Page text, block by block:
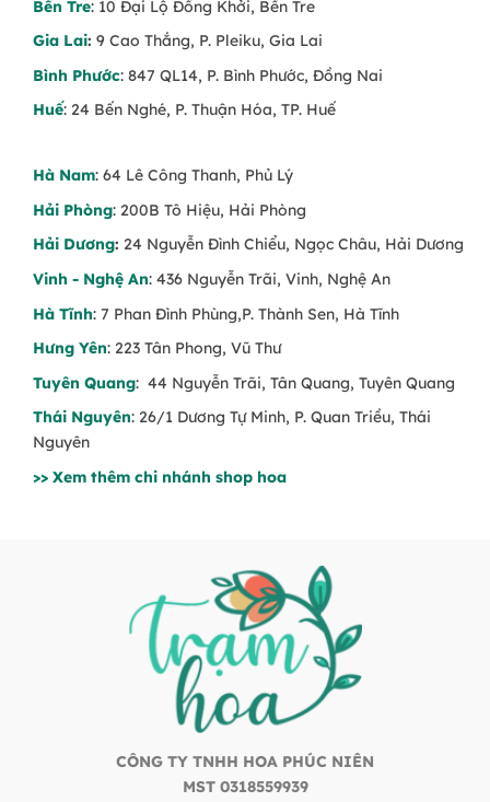
Bến Tre: 10 Đại Lộ Đồng Khởi, Bến Tre
Gia Lai: 9 Cao Thắng, P. Pleiku, Gia Lai
Bình Phước: 847 QL14, P. Bình Phước, Đồng Nai
Huế: 24 Bến Nghé, P. Thuận Hóa, TP. Huế
Hà Nam: 64 Lê Công Thanh, Phủ Lý
Hải Phòng: 200B Tô Hiệu, Hải Phòng
Hải Dương: 24 Nguyễn Đình Chiểu, Ngọc Châu, Hải Dương
Vinh - Nghệ An: 436 Nguyễn Trãi, Vinh, Nghệ An
Hà Tĩnh: 7 Phan Đình Phùng,P. Thành Sen, Hà Tĩnh
Hưng Yên: 223 Tân Phong, Vũ Thư
Tuyên Quang: 44 Nguyễn Trãi, Tân Quang, Tuyên Quang
Thái Nguyên: 26/1 Dương Tự Minh, P. Quan Triều, Thái
Nguyên
>> Xem thêm chi nhánh shop hoa
CÔNG TY TNHH HOA PHÚC NIÊN
MST 0318559939